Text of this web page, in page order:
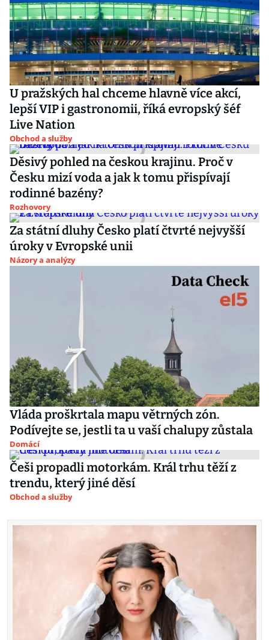
U pražských hal chceme hlavně více akcí,
lepší VIP i gastronomii, říká evropský šéf
Live Nation
Obchod a služby
Děsivý pohled na českou krajinu. Proč v
Česku mizí voda a jak k tomu přispívají
rodinné bazény?
Rozhovory
Za státní dluhy Česko platí čtvrté nejvyšší
úroky v Evropské unii
Názory a analýzy
Vláda proškrtala mapu větrných zón.
Podívejte se, jestli ta u vaší chalupy zůstala
Domácí
Češi propadli motorkám. Král trhu těží z
trendu, který jiné děsí
Obchod a služby